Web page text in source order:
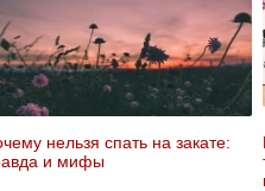
нельзя спать на закате:
и мифы